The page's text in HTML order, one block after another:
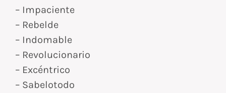
– Impaciente
– Rebelde
– Indomable
– Revolucionario
– Excéntrico
– Sabelotodo